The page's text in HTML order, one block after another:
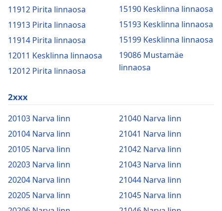
11912 Pirita linnaosa
11913 Pirita linnaosa
11914 Pirita linnaosa
12011 Kesklinna linnaosa
12012 Pirita linnaosa
15190 Kesklinna linnaosa
15193 Kesklinna linnaosa
15199 Kesklinna linnaosa
19086 Mustamäe
linnaosa
2xxx
20103 Narva linn
20104 Narva linn
20105 Narva linn
20203 Narva linn
20204 Narva linn
20205 Narva linn
21040 Narva linn
21041 Narva linn
21042 Narva linn
21043 Narva linn
21044 Narva linn
21045 Narva linn